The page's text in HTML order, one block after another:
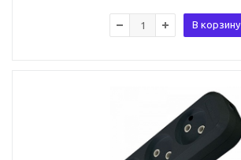
В корзину